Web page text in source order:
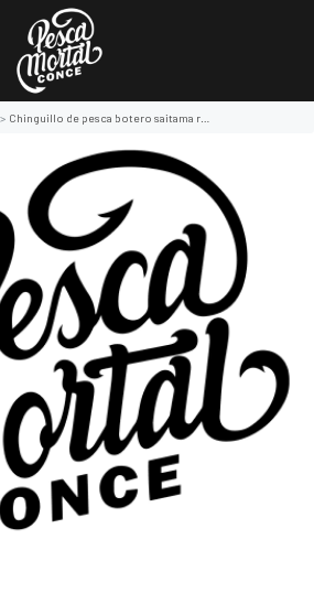
Chinguillo de pesca botero saitama red silicona